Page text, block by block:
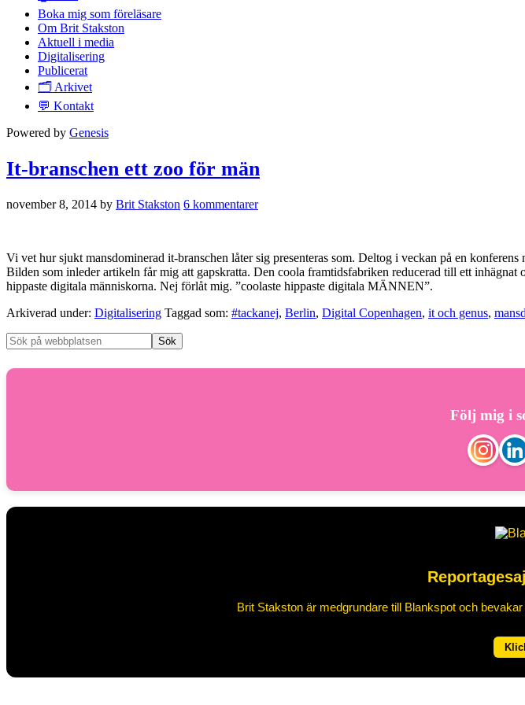
Boka mig som föreläsare
Om Brit Stakston
Aktuell i media
Digitalisering
Publicerat
🗂️ Arkivet
💬 Kontakt
Powered by Genesis
It-branschen ett zoo för män
november 8, 2014 by Brit Stakston 6 kommentarer
Vi vet hur sjukt mansdominerad it-branschen låter sig presenteras som. Deltog i veckan på en
Bilden som inleder artikeln får mig att gapskratta. Den coola framtidsfabriken reducerad till ett
hippaste digitala människorna. Nej förlåt mig. ”coolaste hippaste digitala MÄNNEN”.
Arkiverad under: Digitalisering Taggad som: #tackanej, Berlin, Digital Copenhagen, it och genus,
Följ mig i
Brit Stakston är medgrundare till Blankspot och